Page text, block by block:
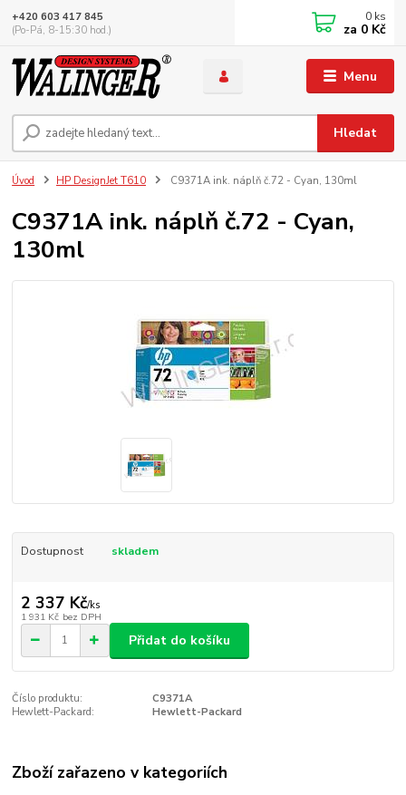
Menu
Hledat
+420 603 417 845
(Po-Pá, 8-15:30 hod.)
0 ks
za 0 Kč
Úvod HP DesignJet T610 C9371A ink. náplň č.72 - Cyan, 130ml
C9371A ink. náplň č.72 - Cyan,
130ml
Dostupnost skladem
2 337 Kč/ks
1 931 Kč bez DPH
Přidat do košíku
Číslo produktu:
C9371A
Hewlett-Packard:
Hewlett-Packard
Zboží zařazeno v kategoriích